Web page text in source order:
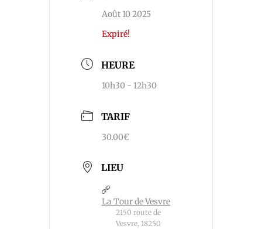
Août 10 2025
Expiré!
HEURE
10h30 - 12h30
TARIF
30.00€
LIEU
La Tour de Vesvre
2150 route de
Vesvre, 18250